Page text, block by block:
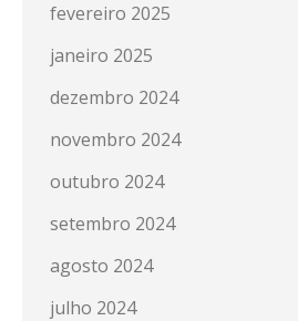
fevereiro 2025
janeiro 2025
dezembro 2024
novembro 2024
outubro 2024
setembro 2024
agosto 2024
julho 2024